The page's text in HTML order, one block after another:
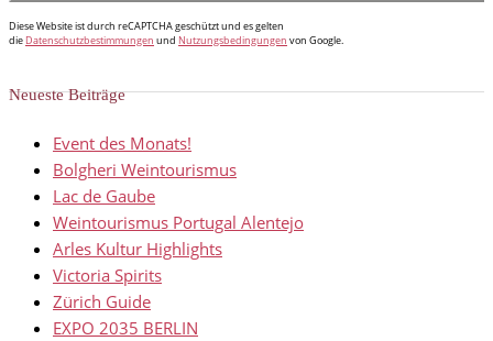
Diese Website ist durch reCAPTCHA geschützt und es gelten
die Datenschutzbestimmungen und Nutzungsbedingungen von Google.
Neueste Beiträge
Event des Monats!
Bolgheri Weintourismus
Lac de Gaube
Weintourismus Portugal Alentejo
Arles Kultur Highlights
Victoria Spirits
Zürich Guide
EXPO 2035 BERLIN